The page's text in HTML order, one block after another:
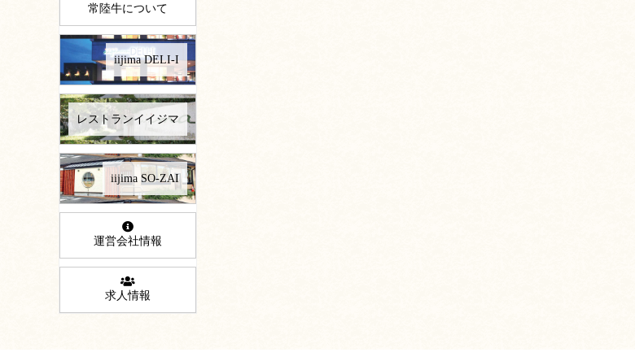
常陸牛について
iijima DELI-I
レストランイイジマ
iijima SO-ZAI
運営会社情報
求人情報